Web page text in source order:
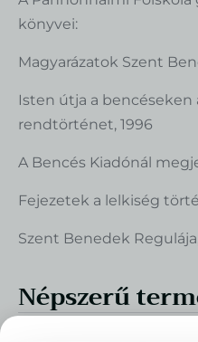
könyvei:
Magyarázatok Szent
Isten útja a bencéseken
rendtörténet, 1996
A Bencés Kiadónál
Fejezetek a lelkiség
Szent Benedek
Népszerű